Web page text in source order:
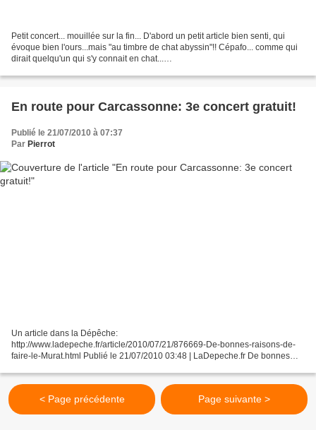
Petit concert... mouillée sur la fin... D'abord un petit article bien senti, qui
évoque bien l'ours...mais "au timbre de chat abyssin"!! Cépafo... comme qui
dirait quelqu'un qui s'y connait en chat...
amor.html...
En route pour Carcassonne: 3e concert gratuit!
Publié le 21/07/2010 à 07:37
Par Pierrot
Un article dans la Dépêche:
http://www.ladepeche.fr/article/2010/07/21/876669-De-bonnes-raisons-de-
faire-le-Murat.html Publié le 21/07/2010 03:48 | LaDepeche.fr De bonnes
la chanson...
< Page précédente Page suivante >